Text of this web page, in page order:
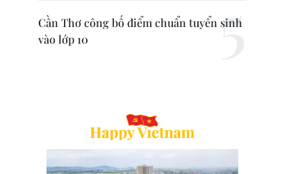
Cần Thơ công bố điểm chuẩn tuyển sinh
vào lớp 10